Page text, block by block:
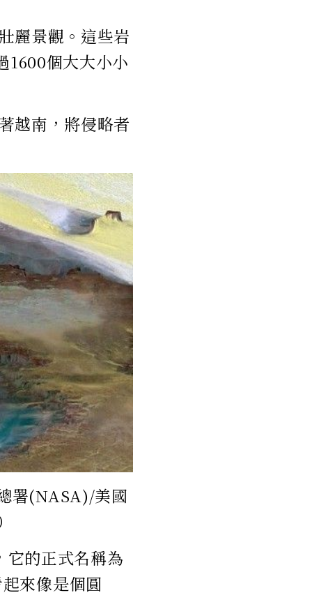
麗景觀。這些岩
1600個大大小小
越南，將侵略者
署(NASA)/美國
的正式名稱為
來像是個圓